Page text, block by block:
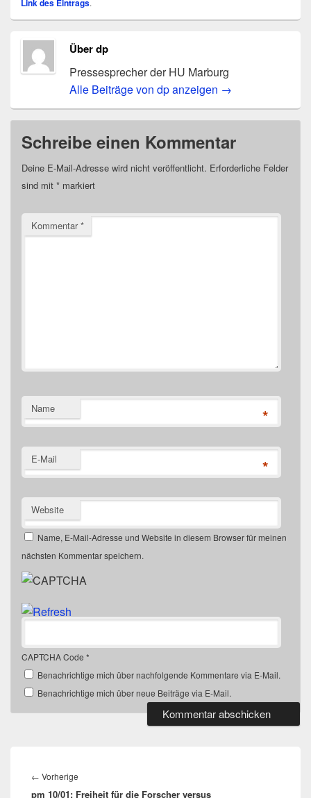
Link des Eintrags.
Über dp
Pressesprecher der HU Marburg
Alle Beiträge von dp anzeigen →
Schreibe einen Kommentar
Deine E-Mail-Adresse wird nicht veröffentlicht. Erforderliche Felder
sind mit * markiert
Kommentar*
Name *
E-Mail *
Website
Name, E-Mail-Adresse und Website in diesem Browser für meinen
nächsten Kommentar speichern.
CAPTCHA Code *
Benachrichtige mich über nachfolgende Kommentare via E-Mail.
Benachrichtige mich über neue Beiträge via E-Mail.
← Vorherige
Beitrag:
pm 10/01: Freiheit für die Forscher versus